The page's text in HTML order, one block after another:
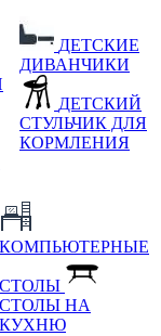
ДЕТСКИЕ
ДИВАНЧИКИ
ДЕТСКИЙ
СТУЛЬЧИК ДЛЯ
КОРМЛЕНИЯ
КОМПЬЮТЕРНЫЕ
СТОЛЫ
СТОЛЫ НА
КУХНЮ